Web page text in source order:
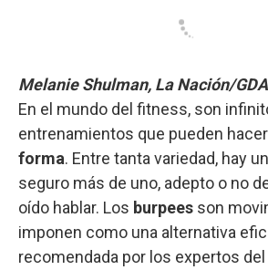
Melanie Shulman, La Nación/GDA
En el mundo del fitness, son
entrenamientos que pueden
forma. Entre tanta variedad, hay
seguro más de uno, adepto o no
oído hablar. Los burpees son
imponen como una alternativa
recomendada por los expertos